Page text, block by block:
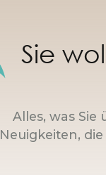
Sie
Alles, was Sie
Neuigkeiten,